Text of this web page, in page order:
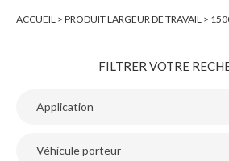
ACCUEIL > PRODUIT LARGEUR DE TRAVAIL >
FILTRER VOTRE
Application
Véhicule porteur